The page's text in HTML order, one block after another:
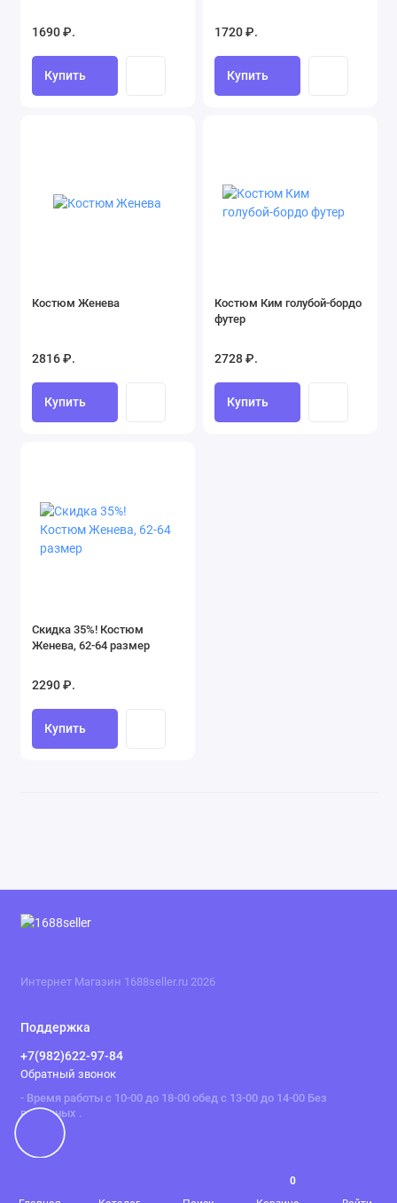
0
1690 ₽.
Купить
1720 ₽.
Купить
Костюм Женева
2816 ₽.
Купить
Костюм Ким голубой-бордо
футер
2728 ₽.
Купить
Скидка 35%! Костюм
Женева, 62-64 размер
2290 ₽.
Купить
Интернет Магазин 1688seller.ru 2026
Поддержка
+7(982)622-97-84
Обратный звонок
- Время работы с 10-00 до 18-00 обед с 13-00 до 14-00 Без
выходных .